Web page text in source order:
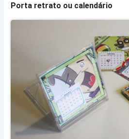
Porta retrato ou calendário